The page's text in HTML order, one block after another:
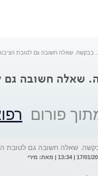
בבקשה. שאלה חשובה גם לטובת
שאלה חשובה גם
פורום
שאלה חשובה גם לטובת
| 13:34 | מאת: מירי